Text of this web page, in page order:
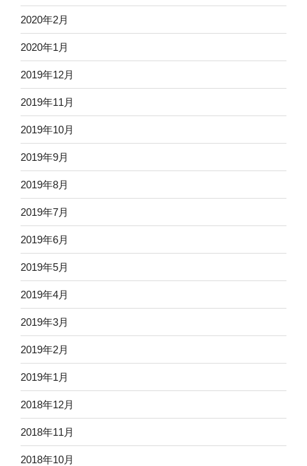
2020年2月
2020年1月
2019年12月
2019年11月
2019年10月
2019年9月
2019年8月
2019年7月
2019年6月
2019年5月
2019年4月
2019年3月
2019年2月
2019年1月
2018年12月
2018年11月
2018年10月